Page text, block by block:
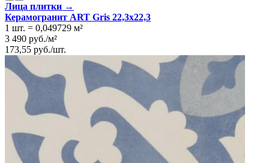
Лица плитки →
Керамогранит ART Gris 22,3x22,3
1 шт. = 0,049729 м²
3 490 руб./м²
173,55 руб./шт.